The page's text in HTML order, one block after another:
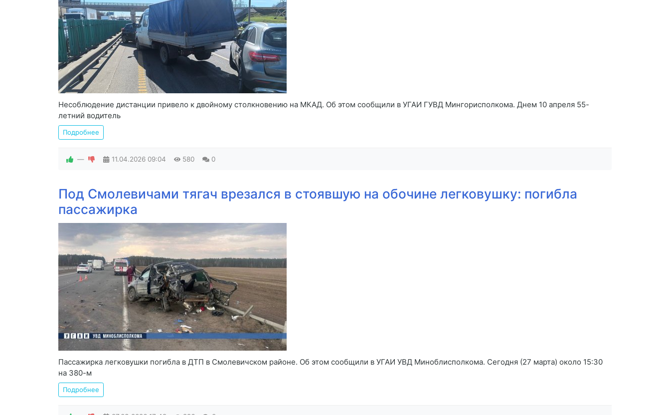
Несоблюдение дистанции привело к двойному столкновению на МКАД. Об этом сообщили в УГАИ ГУВД Мингорисполкома. Днем 10 апреля 55-
летний водитель
Подробнее
— 11.04.2026 09:04 580 0
Под Смолевичами тягач врезался в стоявшую на обочине легковушку: погибла
пассажирка
Пассажирка легковушки погибла в ДТП в Смолевичском районе. Об этом сообщили в УГАИ УВД Миноблисполкома. Сегодня (27 марта) около 15:30
на 380-м
Подробнее